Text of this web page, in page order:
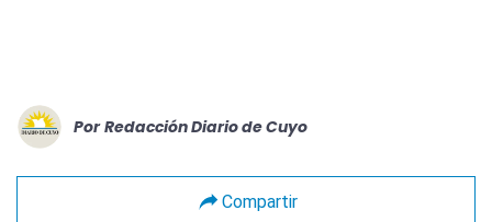
Por Redacción Diario de Cuyo
Compartir